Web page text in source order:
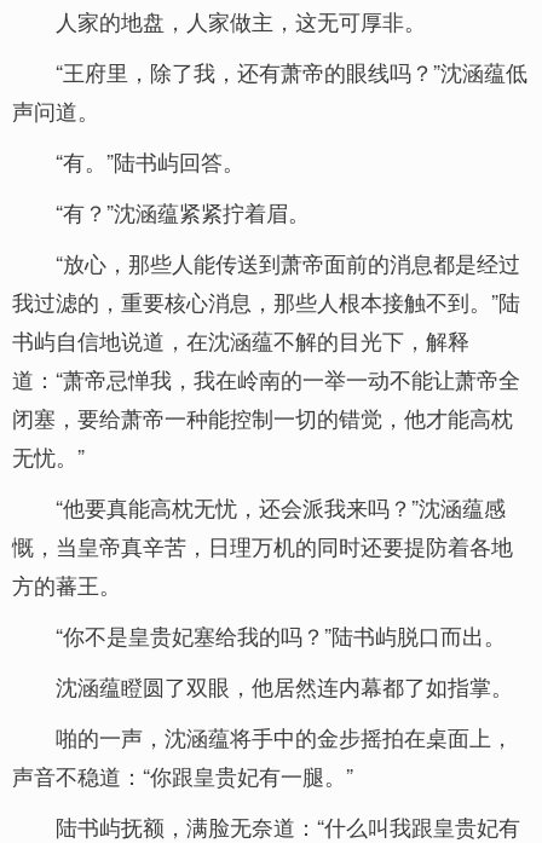
人家的地盘，人家做主，这无可厚非。
“王府里，除了我，还有萧帝的眼线吗？”沈涵蕴低
声问道。
“有。”陆书屿回答。
“有？”沈涵蕴紧紧拧着眉。
“放心，那些人能传送到萧帝面前的消息都是经过
我过滤的，重要核心消息，那些人根本接触不到。”陆
书屿自信地说道，在沈涵蕴不解的目光下，解释
道：“萧帝忌惮我，我在岭南的一举一动不能让萧帝全
闭塞，要给萧帝一种能控制一切的错觉，他才能高枕
无忧。”
“他要真能高枕无忧，还会派我来吗？”沈涵蕴感
慨，当皇帝真辛苦，日理万机的同时还要提防着各地
方的蕃王。
“你不是皇贵妃塞给我的吗？”陆书屿脱口而出。
沈涵蕴瞪圆了双眼，他居然连内幕都了如指掌。
啪的一声，沈涵蕴将手中的金步摇拍在桌面上，
声音不稳道：“你跟皇贵妃有一腿。”
陆书屿抚额，满脸无奈道：“什么叫我跟皇贵妃有